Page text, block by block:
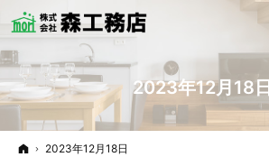
2023年12月18日
ホーム
2023年12月18日